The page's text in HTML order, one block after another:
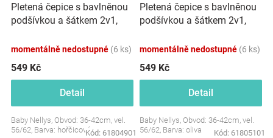
Pletená čepice s bavlněnou
podšívkou a šátkem 2v1,
hořčicová
momentálně nedostupné (6 ks)
549 Kč
Detail
Baby Nellys, Obvod: 36-42cm, vel.
56/62, Barva: hořčicováKód: 61804901
Pletená čepice s bavlněnou
podšívkou a šátkem 2v1,
momentálně nedostupné (6 ks)
549 Kč
Detail
Baby Nellys, Obvod: 36-42cm, vel.
56/62, Barva: oliva
Kód: 61805101